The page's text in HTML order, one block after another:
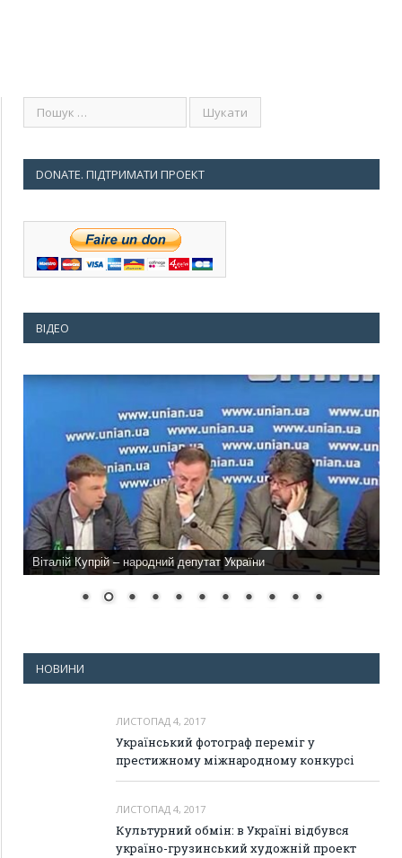
DONATE. ПІДТРИМАТИ ПРОЕКТ
ВІДЕО
Віталій Купрій – народний депутат України
НОВИНИ
ЛИСТОПАД 4, 2017
Український фотограф переміг у
престижному міжнародному конкурсі
ЛИСТОПАД 4, 2017
Культурний обмін: в Україні відбувся
україно-грузинський художній проект